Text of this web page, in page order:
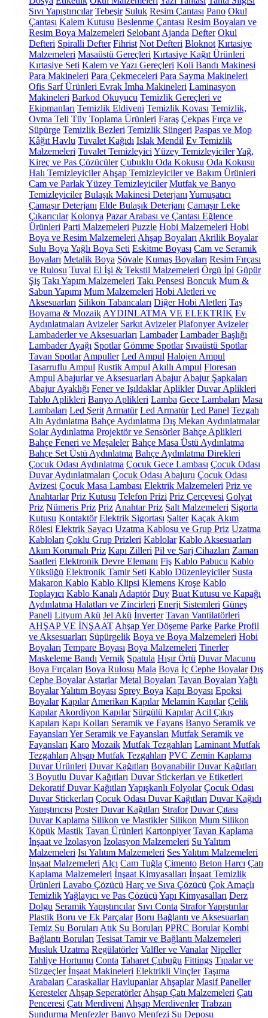
Sıvı Yapıştırıcılar Tebeşir Suluk Resim Çantası Pano Okul
Çantası Kalem Kutusu Beslenme Çantası Resim Boyaları ve
Resim Boya Malzemeleri Selobant Ajanda Defter Okul
Defteri Spiralli Defter Fihrist Not Defteri Bloknot Kırtasiye
Malzemeleri Masaüstü Gereçleri Kırtasiye Kağıt Ürünleri
Kırtasiye Seti Kalem ve Yazı Gereçleri Koli Bandı Makinesi
Para Makineleri Para Çekmeceleri Para Sayma Makineleri
Ofis Sarf Ürünleri Evrak İmha Makineleri Laminasyon
Makineleri Barkod Okuyucu Temizlik Gereçleri ve
Ekipmanları Temizlik Eldiveni Temizlik Kovası Temizlik,
Ovma Teli Tüy Toplama Ürünleri Faraş Çekpas Fırça ve
Süpürge Temizlik Bezleri Temizlik Süngeri Paspas ve Mop
Kâğıt Havlu Tuvalet Kağıdı Islak Mendil Ev Temizlik
Malzemeleri Tuvalet Temizleyici Yüzey TemizleyicilerYağ,
Kireç ve Pas Çözücüler Çubuklu Oda Kokusu Oda Kokusu
Halı Temizleyiciler Ahşap Temizleyiciler ve Bakım Ürünleri
Cam ve Parlak Yüzey Temizleyiciler Mutfak ve Banyo
Temizleyiciler Bulaşık Makinesi Deterjanı Yumuşatıcı
Çamaşır Deterjanı Elde Bulaşık Deterjanı Çamaşır Leke
Çıkarıcılar Kolonya Pazar Arabası ve Çantası Eğlence
Ürünleri Parti Malzemeleri Puzzle Hobi Malzemeleri Hobi
Boya ve Resim Malzemeleri Ahşap Boyaları Akrilik Boyalar
Sulu Boya Yağlı Boya Seti Eskitme Boyası Cam ve Seramik
Boyaları Metalik Boya Şövale Kumaş Boyaları Resim Fırçası
ve Rulosu Tuval El İşi & Tekstil Malzemeleri Örgü İpi Güpür
Şiş Takı Yapım Malzemeleri Takı Pensesi Boncuk Mum &
Sabun Yapımı Mum Malzemeleri Hobi Aletleri ve
Aksesuarları Silikon Tabancaları Diğer Hobi Aletleri Taş
Boyama & Mozaik AYDINLATMA VE ELEKTRİK Ev
Aydınlatmaları Avizeler Sarkıt Avizeler Plafonyer Avizeler
Lambaderler ve Aksesuarları Lambader Lambader Başlığı
Lambader Ayağı Spotlar Gömme Spotlar Sıvaüstü Spotlar
Tavan Spotlar Ampuller Led Ampul Halojen Ampul
Tasarruflu Ampul Rustik Ampul Akıllı Ampul Floresan
Ampul Abajurlar ve Aksesuarları Abajur Abajur Şapkaları
Abajur Ayaklığı Fener ve Işıldaklar Aplikler Duvar Aplikleri
Tablo Aplikleri Banyo Aplikleri Lamba Gece Lambaları Masa
Lambaları Led Şerit Armatür Led Armatür Led Panel Tezgah
Altı Aydınlatma Bahçe Aydınlatma Dış Mekan Aydınlatmalar
Solar Aydınlatma Projektör ve Sensörler Bahçe Aplikleri
Bahçe Feneri ve Meşaleler Bahçe Masa Üstü Aydınlatma
Bahçe Set Üstü Aydınlatma Bahçe Aydınlatma Direkleri
Çocuk Odası Aydınlatma Çocuk Gece Lambası Çocuk Odası
Duvar Aydınlatmaları Çocuk Odası Abajuru Çocuk Odası
Avizesi Çocuk Masa Lambası Elektrik Malzemeleri Priz ve
Anahtarlar Priz Kutusu Telefon Prizi Priz Çerçevesi Golyat
Priz Nümeris Priz Priz Anahtar Priz Şalt Malzemeleri Sigorta
Kutusu Kontaktör Elektrik Sigortası Şalter Kaçak Akım
Rölesi Elektrik Sayacı Uzatma Kablosu ve Grup Priz Uzatma
Kabloları Çoklu Grup Prizleri Kablolar Kablo Aksesuarları
Akım Korumalı Priz Kapı Zilleri Pil ve Şarj Cihazları Zaman
Saatleri Elektronik Devre Elemanı Fiş Kablo Pabucu Kablo
Yüksüğü Elektronik Tamir Seti Kablo Düzenleyiciler Susta
Makaron Kablo Kablo Klipsi Klemens Kroşe Kablo
Toplayıcı Kablo Kanalı Adaptör Duy Buat Kutusu ve Kapağı
Aydınlatma Halatları ve Zincirleri Enerji Sistemleri Güneş
Paneli Lityum Akü Jel Akü İnverter Tavan Vantilatörleri
AHŞAP VE İNŞAAT Ahşap Yer Döşeme Parke Parke Profil
ve Aksesuarları Süpürgelik Boya ve Boya Malzemeleri Hobi
Boyaları Tempare Boyası Boya Malzemeleri Tinerler
Maskeleme Bandı Vernik Spatula Hışır Örtü Duvar Macunu
Boya Fırçaları Boya Rulosu Mala Boya İç Cephe Boyalar Dış
Cephe Boyalar Astarlar Metal Boyaları Tavan Boyaları Yağlı
BoyalarYalıtım Boyası Sprey Boya Kapı Boyası Epoksi
Boyalar Kapılar Amerikan Kapılar Melamin Kapılar Çelik
Kapılar Akordiyon Kapılar Sürgülü Kapılar Acil Çıkış
Kapıları Kapı Kolları Seramik ve Fayans Banyo Seramik ve
Fayansları Yer Seramik ve Fayansları Mutfak Seramik ve
Fayansları Karo Mozaik Mutfak Tezgahları Laminant Mutfak
Tezgahları Ahşap Mutfak Tezgahları PVC Zemin Kaplama
Duvar Ürünleri Duvar Kağıtları Boyanabilir Duvar Kağıtları
3 Boyutlu Duvar Kağıtları Duvar Stickerları ve Etiketleri
Dekoratif Duvar Kağıtları Yapışkanlı Folyolar Çocuk Odası
Duvar Stickerları Çocuk Odası Duvar Kağıtları Duvar Kağıdı
Yapıştırıcısı Poster Duvar Kağıtları Strafor Duvar Çıtası
Duvar Kaplama Silikon ve Mastikler Silikon Mum Silikon
Köpük Mastik Tavan Ürünleri Kartonpiyer Tavan Kaplama
İnşaat ve İzolasyon İzolasyon Malzemeleri Su Yalıtım
Malzemeleri Isı Yalıtım Malzemeleri Ses Yalıtım Malzemeleri
İnşaat Malzemeleri Alçı Cam Tuğla Çimento Beton Harcı Çatı
Kaplama Malzemeleri İnşaat Kimyasalları İnşaat Temizlik
Ürünleri Lavabo Çözücü Harç ve Sıva Çözücü Çok Amaçlı
TemizlikYağlayıcı ve Pas Çözücü Yapı Kimyasalları Derz
Dolgu Seramik Yapıştırıcılar Sıvı Conta Strafor Yapıştırılar
Plastik Boru ve Ek Parçalar Boru Bağlantı ve Aksesuarları
Temiz Su Boruları Atık Su Boruları PPRC Borular Kombi
Bağlantı Boruları Tesisat Tamir ve Bağlantı Malzemeleri
Musluk Uzatma Regülatörler Valfler ve Vanalar Nipeller
Tahliye Hortumu Conta Taharet Çubuğu Fittings Tıpalar ve
Süzgeçler İnşaat Makineleri Elektrikli Vinçler Taşıma
Arabaları Caraskallar Havlupanlar Ahşaplar Masif Paneller
Keresteler Ahşap Seperatörler Ahşap Çatı Malzemeleri Çatı
Penceresi Çatı Merdiveni Ahşap Merdivenler Trabzan
Sundurma Menfezler Banyo Menfezi Su Deposu